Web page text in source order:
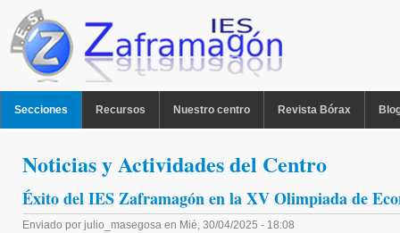
Pasar al contenido principal
Secciones Recursos Nuestro centro Revista Bórax
Noticias y Actividades del Centro
Éxito del IES Zaframagón en la XV Olimpiada de
Enviado por julio_masegosa en Mié, 30/04/2025 - 18:08